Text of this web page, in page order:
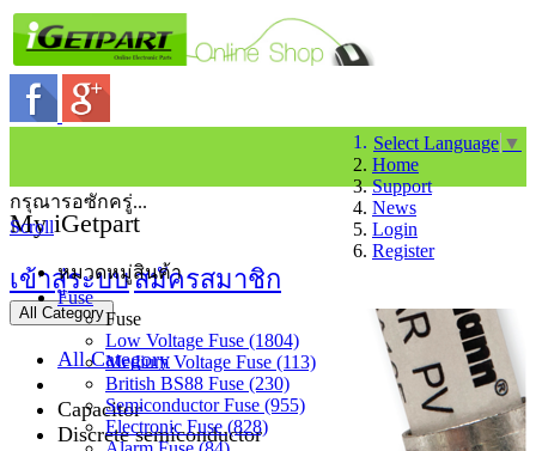
Select Language ▼
Home
Support
News
Login
Register
My iGetpart
เข้าสู่ระบบสมัครสมาชิก
All Category
All Category
Capacitor
Discrete semiconductor
กรุณารอซักครู่...
Scroll
หมวดหมู่สินค้า
Fuse
Fuse
Low Voltage Fuse (1804)
Medium Voltage Fuse (113)
British BS88 Fuse (230)
Semiconductor Fuse (955)
Electronic Fuse (828)